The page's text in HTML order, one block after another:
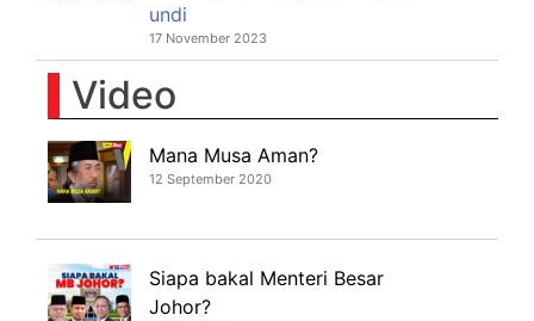
undi
17 November 2023
Video
Mana Musa Aman?
12 September 2020
Siapa bakal Menteri Besar
Johor?